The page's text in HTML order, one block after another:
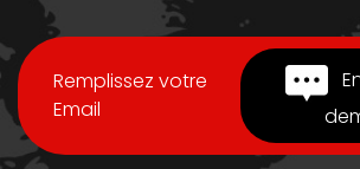
Remplissez votre
Email